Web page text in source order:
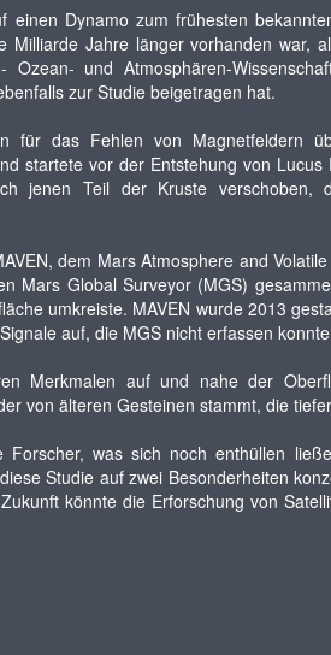
einen Dynamo zum frühesten
Jahre länger vorhanden war,
und Atmosphären-
zur Studie beigetragen hat.
für das Fehlen von Magnetfeldern
startete vor der Entstehung von
jenen Teil der Kruste verschoben,
dem Mars Atmosphere and
Mars Global Surveyor (MGS)
umkreiste. MAVEN wurde 2013
auf, die MGS nicht erfassen
Merkmalen auf und nahe der
von älteren Gesteinen stammt, die
Forscher, was sich noch enthüllen
Studie auf zwei Besonderheiten
könnte die Erforschung von